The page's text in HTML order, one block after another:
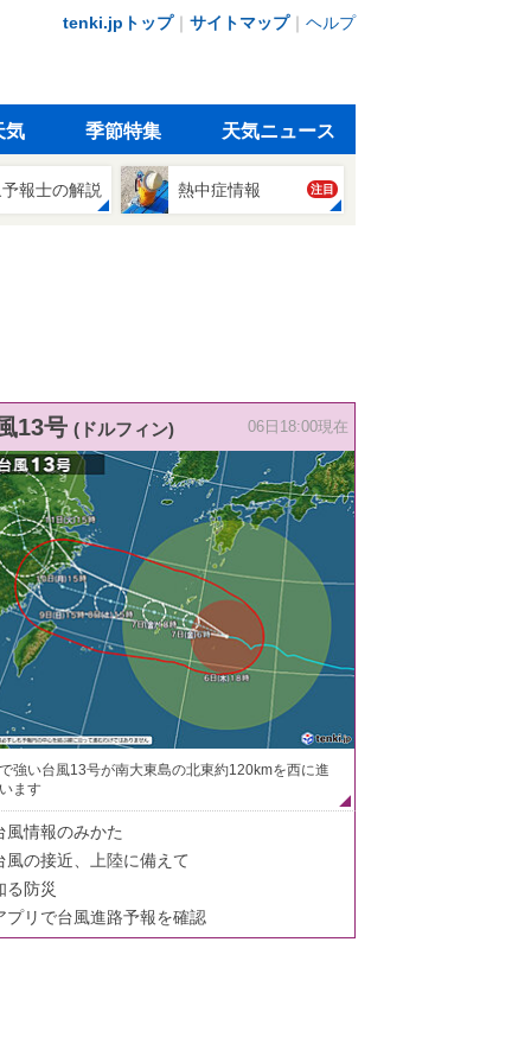
tenki.jpトップ｜ サイトマップ｜ ヘルプ
気 季節特集 天気ニュース
報士の解説 熱中症情報 注目
13号 (ドルフィン) 06日18:00現在
強い台風13号が南大東島の北東約120kmを西に進
ます
風情報のみかた
風の接近、上陸に備えて
る防災
プリで台風進路予報を確認